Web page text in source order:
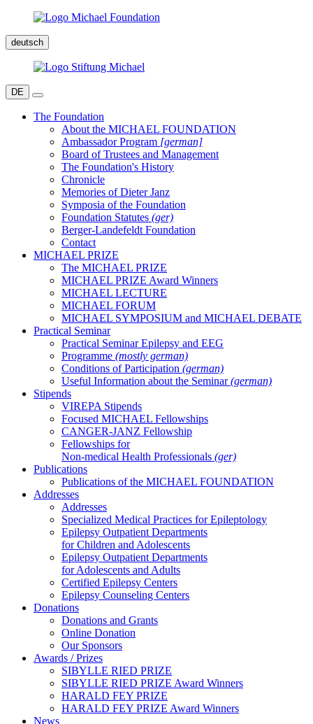
deutsch
DE
The Foundation
About the MICHAEL FOUNDATION
Ambassador Program [german]
Board of Trustees and Management
The Foundation's History
Chronicle
Memories of Dieter Janz
Symposia of the Foundation
Foundation Statutes (ger)
Berger-Landefeldt Foundation
Contact
MICHAEL PRIZE
The MICHAEL PRIZE
MICHAEL PRIZE Award Winners
MICHAEL LECTURE
MICHAEL FORUM
MICHAEL SYMPOSIUM and MICHAEL DEBATE
Practical Seminar
Practical Seminar Epilepsy and EEG
Programme (mostly german)
Conditions of Participation (german)
Useful Information about the Seminar(german)
Stipends
VIREPA Stipends
Focused MICHAEL Fellowships
CANGER-JANZ Fellowship
Fellowships for
Non-medical Health Professionals (ger)
Publications
Publications of the MICHAEL FOUNDATION
Addresses
Addresses
Specialized Medical Practices for Epileptology
Epilepsy Outpatient Departments
for Children and Adolescents
Epilepsy Outpatient Departments
for Adolescents and Adults
Certified Epilepsy Centers
Epilepsy Counseling Centers
Donations
Donations and Grants
Online Donation
Our Sponsors
Awards / Prizes
SIBYLLE RIED PRIZE
SIBYLLE RIED PRIZE Award Winners
HARALD FEY PRIZE
HARALD FEY PRIZE Award Winners
News